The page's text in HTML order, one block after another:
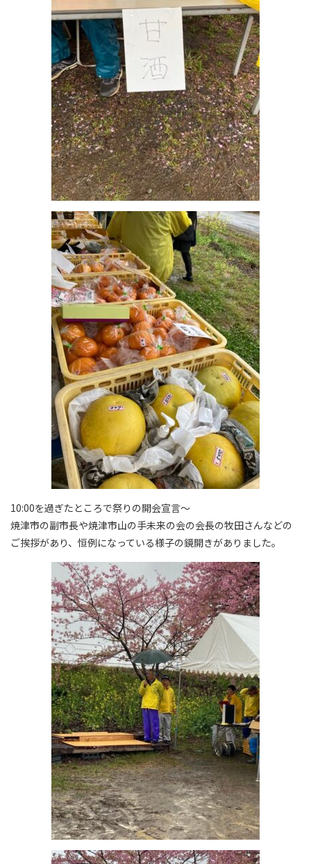
10:00を過ぎたところで祭りの開会宣言〜
焼津市の副市長や焼津市山の手未来の会の会長の牧田さんなどの
ご挨拶があり、恒例になっている様子の鏡開きがありました。